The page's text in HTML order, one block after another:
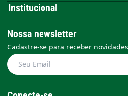
Institucional
Nossa newsletter
Cadastre-se para receber